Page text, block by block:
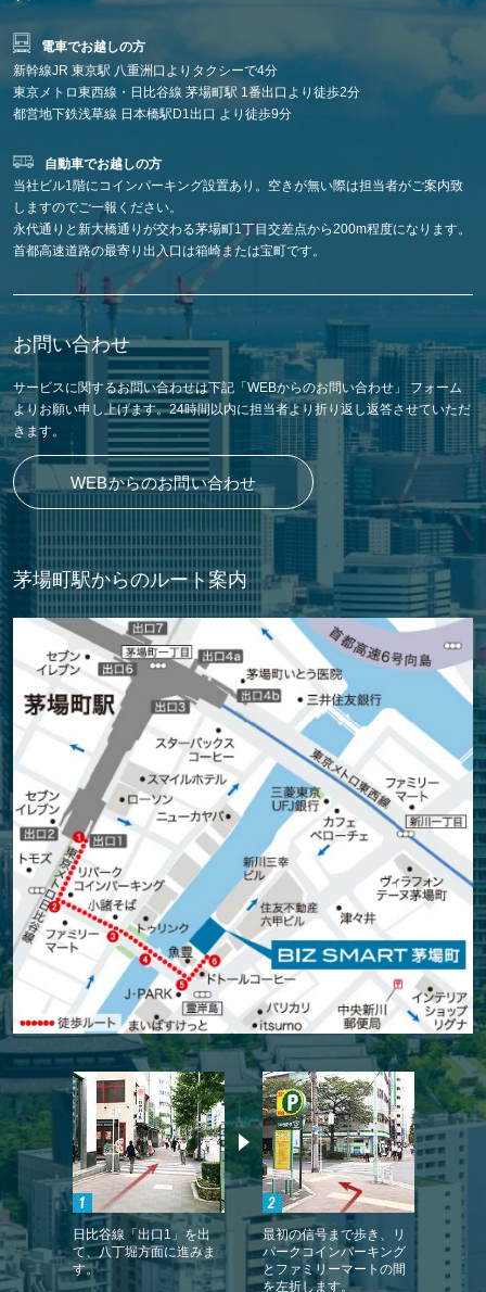
電車でお越しの方
新幹線JR 東京駅 八重洲口よりタクシーで4分
東京メトロ東西線・日比谷線 茅場町駅 1番出口より徒歩2分
都営地下鉄浅草線 日本橋駅D1出口 より徒歩9分
自動車でお越しの方
当社ビル1階にコインパーキング設置あり。空きが無い際は担当者がご案内致
しますのでご一報ください。
永代通りと新大橋通りが交わる茅場町1丁目交差点から200m程度になります。
首都高速道路の最寄り出入口は箱崎または宝町です。
お問い合わせ
サービスに関するお問い合わせは下記「WEBからのお問い合わせ」 フォーム
よりお願い申し上げます。24時間以内に担当者より折り返し返答させていただ
きます。
WEBからのお問い合わせ
茅場町駅からのルート案内
日比谷線「出口1」を出
て、八丁堀方面に進みま
す。
最初の信号まで歩き、リ
パークコインパーキング
とファミリーマートの間
を左折します。